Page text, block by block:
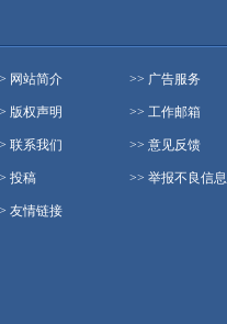
网站简介 >> 广告服务
版权声明 >> 工作邮箱
联系我们 >> 意见反馈
投稿 >> 举报不良信息
友情链接